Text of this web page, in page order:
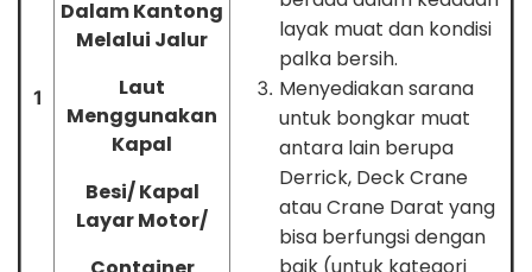
1
Dalam Kantong
Melalui Jalur
Laut
Menggunakan
Kapal
Besi/ Kapal
Layar Motor/
layak muat dan kondisi
palka bersih.
Menyediakan sarana
untuk bongkar muat
antara lain berupa
Derrick, Deck Crane
atau Crane Darat yang
bisa berfungsi dengan
baik (untuk kategori